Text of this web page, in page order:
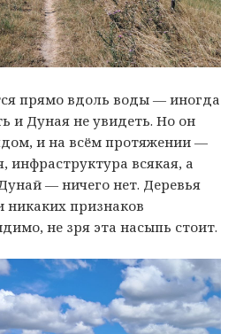
прямо вдоль воды — иногда
и Дуная не увидеть. Но он
и на всём протяжении —
инфраструктура всякая, а
— ничего нет. Деревья
никаких признаков
не зря эта насыпь стоит.